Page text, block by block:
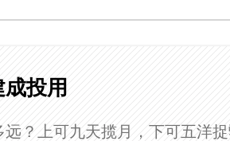
投用
？上可九天揽月，下可五洋